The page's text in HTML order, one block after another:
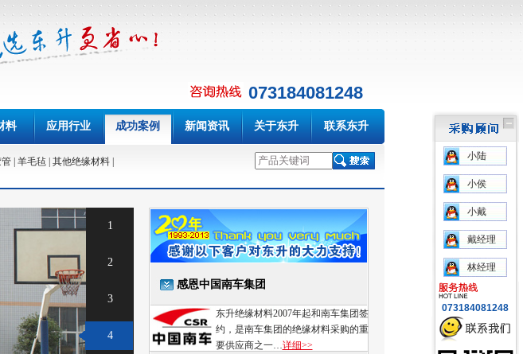
073184081248
料 应用行业 成功案例 新闻资讯 关于东升 联系东升
| 羊毛毡| 其他绝缘材料|
感恩中国南车集团
东升绝缘材料2007年起和南车集团签
约，是南车集团的绝缘材料采购的重
要供应商之一…详细>>
小陆
小侯
小戴
戴经理
林经理
073184081248